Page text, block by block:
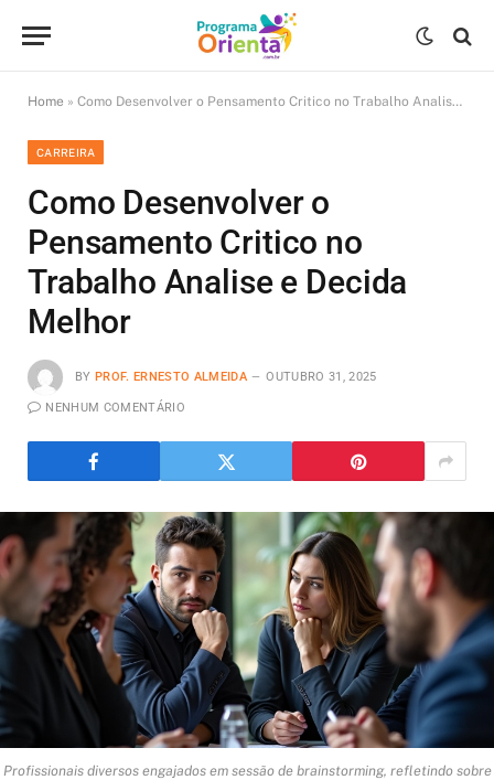
Home » Como Desenvolver o Pensamento Critico no Trabalho Analise e Decida Melhor
CARREIRA
Como Desenvolver o
Pensamento Critico no
Trabalho Analise e Decida
Melhor
BY PROF. ERNESTO ALMEIDA OUTUBRO 31, 2025
NENHUM COMENTÁRIO
Profissionais diversos engajados em sessão de brainstorming, refletindo sobre